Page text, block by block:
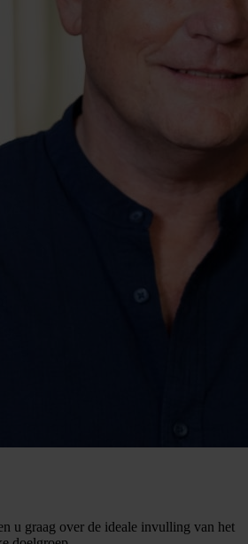
u graag over de ideale invulling van het